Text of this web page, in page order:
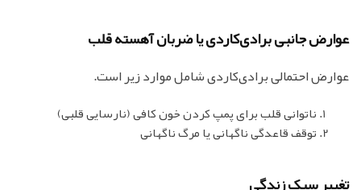
عوارض جانبی برادی‌کاردی یا ضربان آهسته قلب
عوارض احتمالی برادی‌کاردی شامل موارد زیر است.
ناتوانی قلب برای پمپ کردن خون کافی (نارسایی قلبی)
توقف قاعدگی ناگهانی یا مرگ ناگهانی